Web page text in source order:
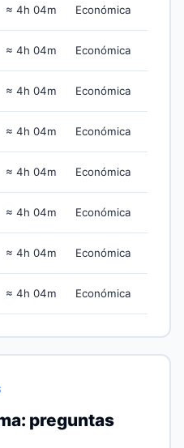
≈ 4h 04m Económica
≈ 4h 04m Económica
≈ 4h 04m Económica
≈ 4h 04m Económica
≈ 4h 04m Económica
≈ 4h 04m Económica
≈ 4h 04m Económica
≈ 4h 04m Económica
preguntas